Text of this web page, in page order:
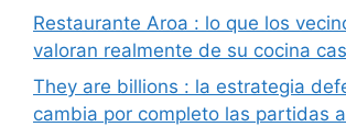
Restaurante Aroa : lo que los
valoran realmente de su cocina
They are billions : la estrategia
cambia por completo las partidas